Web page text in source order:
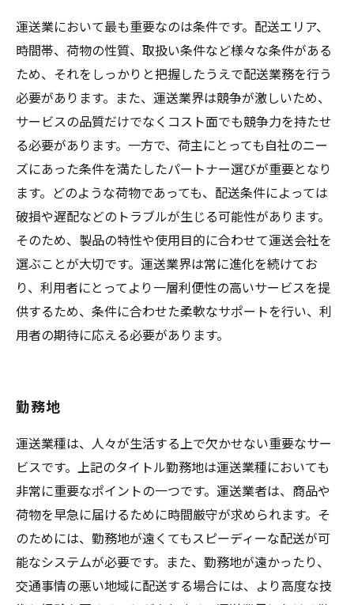
運送業において最も重要なのは条件です。配送エリア、
時間帯、荷物の性質、取扱い条件など様々な条件がある
ため、それをしっかりと把握したうえで配送業務を行う
必要があります。また、運送業界は競争が激しいため、
サービスの品質だけでなくコスト面でも競争力を持たせ
る必要があります。一方で、荷主にとっても自社のニー
ズにあった条件を満たしたパートナー選びが重要となり
ます。どのような荷物であっても、配送条件によっては
破損や遅配などのトラブルが生じる可能性があります。
そのため、製品の特性や使用目的に合わせて運送会社を
選ぶことが大切です。運送業界は常に進化を続けてお
り、利用者にとってより一層利便性の高いサービスを提
供するため、条件に合わせた柔軟なサポートを行い、利
用者の期待に応える必要があります。
勤務地
運送業種は、人々が生活する上で欠かせない重要なサー
ビスです。上記のタイトル勤務地は運送業種においても
非常に重要なポイントの一つです。運送業者は、商品や
荷物を早急に届けるために時間厳守が求められます。そ
のためには、勤務地が遠くてもスピーディーな配送が可
能なシステムが必要です。また、勤務地が遠かったり、
交通事情の悪い地域に配送する場合には、より高度な技